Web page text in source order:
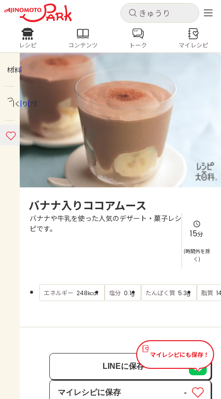
キャンセル
ログインするとレシピを保存できます
ホーム
コンテンツ
レシピ
よくあるお問い合わせ
キャンセル
レシピ コンテンツ
人気の食材・レシピ
きゅうり なす トマト
とうもろこし
ピーマン
みょうが
レシピ コンテンツ トーク マイレシピ
材料
つくり方
バナナ入りココアムース
バナナや牛乳を使った人気のデザート・菓子レシ
ピです。
15分
(時間外を除
く)
エネルギー 248kcal 塩分 0.1g たんぱく質 5.3g 脂質
マイレシピにも保存！
LINEに保存
マイレシピに保存
-